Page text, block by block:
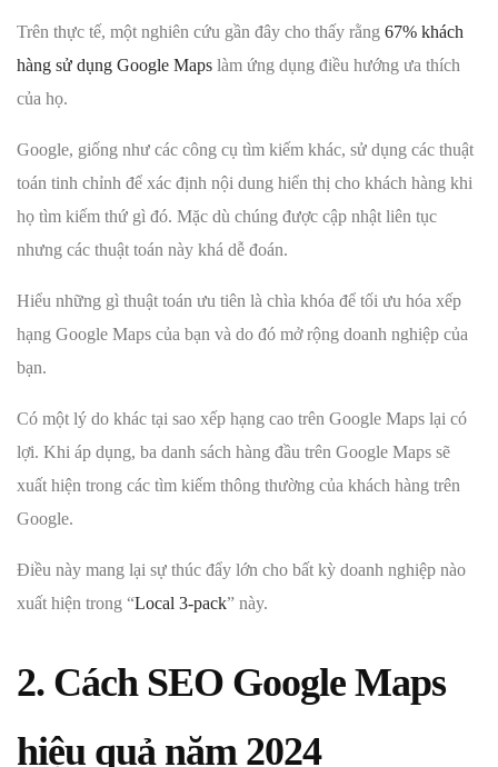
Trên thực tế, một nghiên cứu gần đây cho thấy rằng 67% khách
hàng sử dụng Google Maps làm ứng dụng điều hướng ưa thích
của họ.
Google, giống như các công cụ tìm kiếm khác, sử dụng các thuật
toán tinh chỉnh để xác định nội dung hiển thị cho khách hàng khi
họ tìm kiếm thứ gì đó. Mặc dù chúng được cập nhật liên tục
nhưng các thuật toán này khá dễ đoán.
Hiểu những gì thuật toán ưu tiên là chìa khóa để tối ưu hóa xếp
hạng Google Maps của bạn và do đó mở rộng doanh nghiệp của
bạn.
Có một lý do khác tại sao xếp hạng cao trên Google Maps lại có
lợi. Khi áp dụng, ba danh sách hàng đầu trên Google Maps sẽ
xuất hiện trong các tìm kiếm thông thường của khách hàng trên
Google.
Điều này mang lại sự thúc đẩy lớn cho bất kỳ doanh nghiệp nào
xuất hiện trong “Local 3-pack” này.
2. Cách SEO Google Maps
hiệu quả năm 2024